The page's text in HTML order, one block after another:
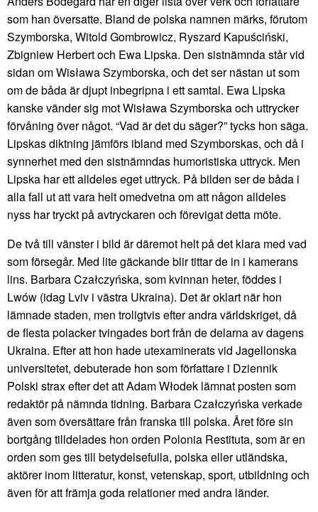
som han översatte. Bland de polska namnen märks, förutom
Szymborska, Witold Gombrowicz, Ryszard Kapuściński,
Zbigniew Herbert och Ewa Lipska. Den sistnämnda står vid
sidan om Wisława Szymborska, och det ser nästan ut som
om de båda är djupt inbegripna i ett samtal. Ewa Lipska
kanske vänder sig mot Wisława Szymborska och uttrycker
förvåning över något. “Vad är det du säger?” tycks hon säga.
Lipskas diktning jämförs ibland med Szymborskas, och då i
synnerhet med den sistnämndas humoristiska uttryck. Men
Lipska har ett alldeles eget uttryck. På bilden ser de båda i
alla fall ut att vara helt omedvetna om att någon alldeles
nyss har tryckt på avtryckaren och förevigat detta möte.
De två till vänster i bild är däremot helt på det klara med vad
som försegår. Med lite gäckande blir tittar de in i kamerans
lins. Barbara Czałczyńska, som kvinnan heter, föddes i
Lwów (idag Lviv i västra Ukraina). Det är oklart när hon
lämnade staden, men troligtvis efter andra världskriget, då
de flesta polacker tvingades bort från de delarna av dagens
Ukraina. Efter att hon hade utexaminerats vid Jagellonska
universitetet, debuterade hon som författare i Dziennik
Polski strax efter det att Adam Włodek lämnat posten som
redaktör på nämnda tidning. Barbara Czałczyńska verkade
även som översättare från franska till polska. Året före sin
bortgång tilldelades hon orden Polonia Restituta, som är en
orden som ges till betydelsefulla, polska eller utländska,
aktörer inom litteratur, konst, vetenskap, sport, utbildning och
även för att främja goda relationer med andra länder.